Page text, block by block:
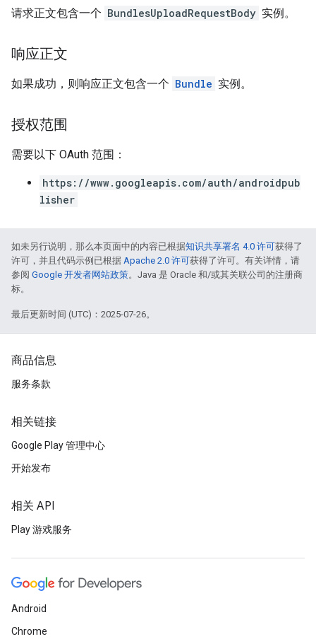
请求正文包含一个 BundlesUploadRequestBody 实例。
响应正文
如果成功，则响应正文包含一个 Bundle 实例。
授权范围
需要以下 OAuth 范围：
https://www.googleapis.com/auth/androidpub
lisher
如未另行说明，那么本页面中的内容已根据知识共享署名 4.0 许可获得了
许可，并且代码示例已根据 Apache 2.0 许可获得了许可。有关详情，请
参阅 Google 开发者网站政策。Java 是 Oracle 和/或其关联公司的注册商
标。
最后更新时间 (UTC)：2025-07-26。
商品信息
服务条款
相关链接
Google Play 管理中心
开始发布
相关 API
Play 游戏服务
Android
Chrome